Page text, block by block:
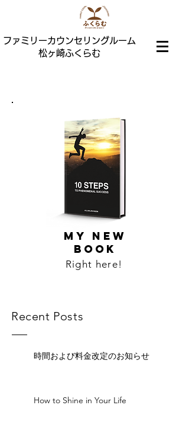
ファミリーカウンセリングルーム
松ヶ崎ふくらむ
MY NEW
BOOK
Right here!
Recent Posts
時間および料金改定のお知らせ
How to Shine in Your Life